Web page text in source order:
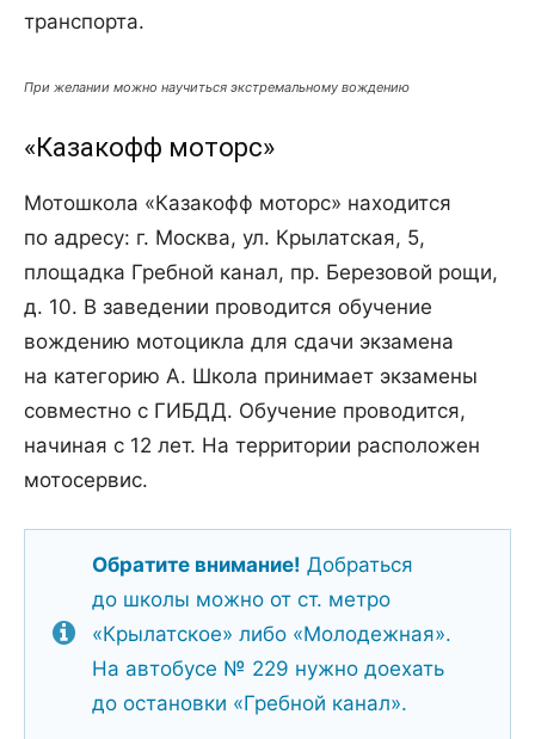
транспорта.
При желании можно научиться экстремальному вождению
«Казакофф моторс»
Мотошкола «Казакофф моторс» находится
по адресу: г. Москва, ул. Крылатская, 5,
площадка Гребной канал, пр. Березовой рощи,
д. 10. В заведении проводится обучение
вождению мотоцикла для сдачи экзамена
на категорию А. Школа принимает экзамены
совместно с ГИБДД. Обучение проводится,
начиная с 12 лет. На территории расположен
мотосервис.
Обратите внимание! Добраться
до школы можно от ст. метро
«Крылатское» либо «Молодежная».
На автобусе № 229 нужно доехать
до остановки «Гребной канал».